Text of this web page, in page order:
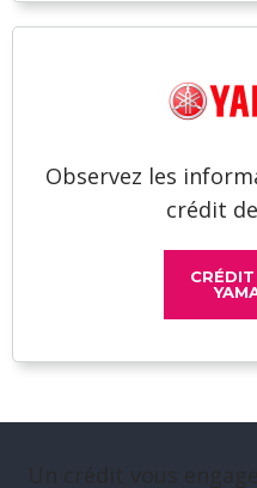
Observez les
crédit